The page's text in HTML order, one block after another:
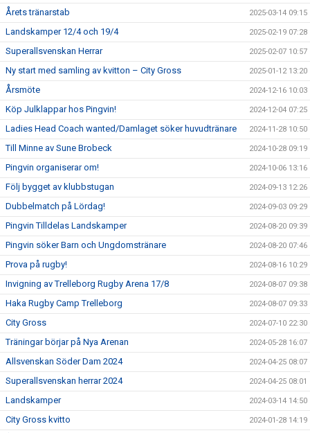
Årets tränarstab 2025-03-14 09:15
Landskamper 12/4 och 19/4 2025-02-19 07:28
Superallsvenskan Herrar 2025-02-07 10:57
Ny start med samling av kvitton – City Gross 2025-01-12 13:20
Årsmöte 2024-12-16 10:03
Köp Julklappar hos Pingvin! 2024-12-04 07:25
Ladies Head Coach wanted/Damlaget söker huvudtränare 2024-11-28 10:50
Till Minne av Sune Brobeck 2024-10-28 09:19
Pingvin organiserar om! 2024-10-06 13:16
Följ bygget av klubbstugan 2024-09-13 12:26
Dubbelmatch på Lördag! 2024-09-03 09:29
Pingvin Tilldelas Landskamper 2024-08-20 09:39
Pingvin söker Barn och Ungdomstränare 2024-08-20 07:46
Prova på rugby! 2024-08-16 10:29
Invigning av Trelleborg Rugby Arena 17/8 2024-08-07 09:38
Haka Rugby Camp Trelleborg 2024-08-07 09:33
City Gross 2024-07-10 22:30
Träningar börjar på Nya Arenan 2024-05-28 16:07
Allsvenskan Söder Dam 2024 2024-04-25 08:07
Superallsvenskan herrar 2024 2024-04-25 08:01
Landskamper 2024-03-14 14:50
City Gross kvitto 2024-01-28 14:19